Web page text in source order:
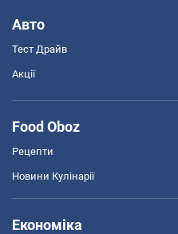
Авто
Тест Драйв
Акції
Food Oboz
Рецепти
Новини Кулінарії
Економіка